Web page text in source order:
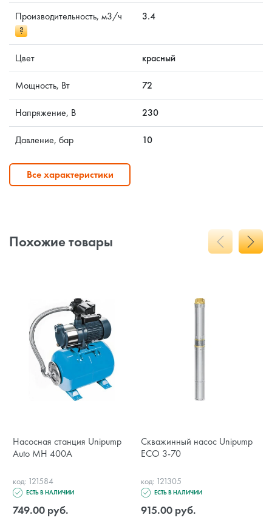
Производительность, м3/ч
?
3.4
Цвет красный
Мощность, Вт 72
Напряжение, В 230
Давление, бар 10
Все характеристики
Похожие товары
Насосная станция Unipump
Auto MH 400A
код: 121584
ЕСТЬ В НАЛИЧИИ
749.00 руб.
Скважинный насос Unipump
ECO 3-70
код: 121305
ЕСТЬ В НАЛИЧИИ
915.00 руб.